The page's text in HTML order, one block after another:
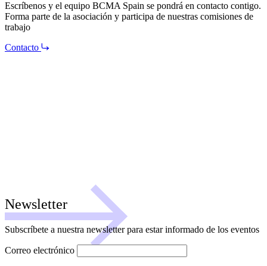
Escríbenos y el equipo BCMA Spain se pondrá en contacto contigo.
Forma parte de la asociación y participa de nuestras comisiones de
trabajo
Contacto
Newsletter
Subscríbete a nuestra newsletter para estar informado de los eventos
Correo electrónico